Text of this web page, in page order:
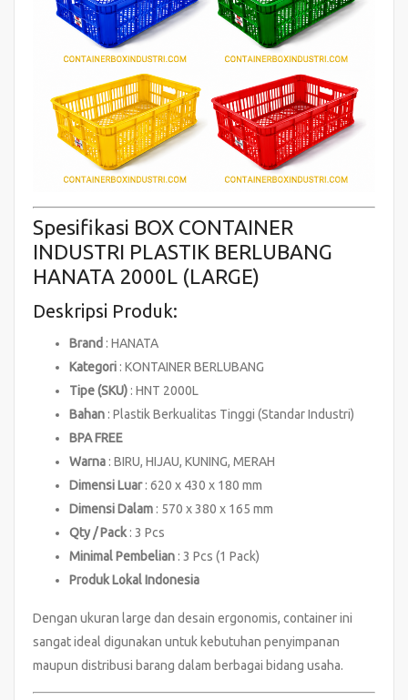
Spesifikasi BOX CONTAINER
INDUSTRI PLASTIK BERLUBANG
HANATA 2000L (LARGE)
Deskripsi Produk:
Brand : HANATA
Kategori : KONTAINER BERLUBANG
Tipe (SKU) : HNT 2000L
Bahan : Plastik Berkualitas Tinggi (Standar Industri)
BPA FREE
Warna : BIRU, HIJAU, KUNING, MERAH
Dimensi Luar: 620 x 430 x 180 mm
Dimensi Dalam : 570 x 380 x 165 mm
Qty / Pack: 3 Pcs
Minimal Pembelian : 3 Pcs (1 Pack)
Produk Lokal Indonesia
Dengan ukuran large dan desain ergonomis, container ini
sangat ideal digunakan untuk kebutuhan penyimpanan
maupun distribusi barang dalam berbagai bidang usaha.